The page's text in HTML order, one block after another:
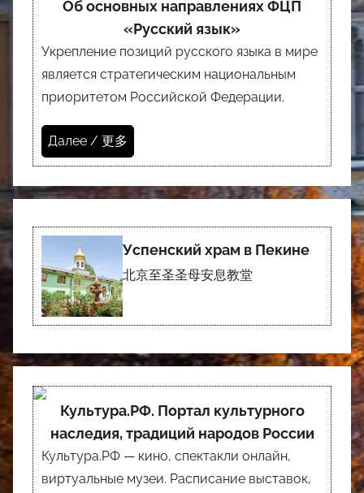
Об основных направлениях ФЦП
«Русский язык»
Укрепление позиций русского языка в мире
является стратегическим национальным
приоритетом Российской Федерации.
Далее / 更多
Успенский храм в Пекине
北京至圣圣母安息教堂
Культура.РФ. Портал культурного
наследия, традиций народов России
Культура.РФ — кино, спектакли онлайн,
виртуальные музеи. Расписание выставок,